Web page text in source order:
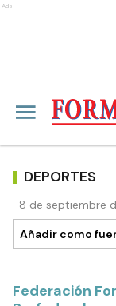
Ads
DEPORTES
8 de septiembre
Añadir como
Federación